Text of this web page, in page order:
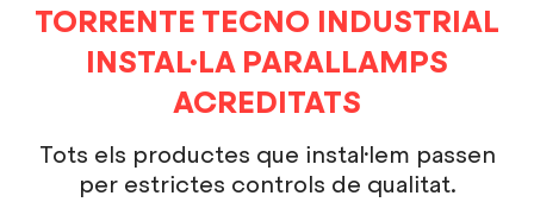
TORRENTE TECNO INDUSTRIAL
INSTAL·LA PARALLAMPS
ACREDITATS
Tots els productes que instal·lem passen
per estrictes controls de qualitat.